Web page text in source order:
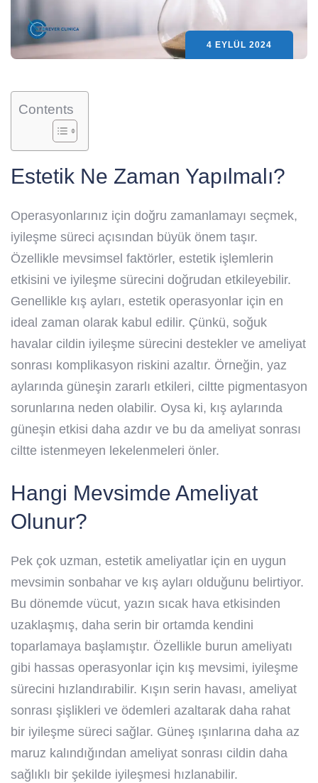
4 EYLÜL 2024
Contents
Estetik Ne Zaman Yapılmalı?
Operasyonlarınız için doğru zamanlamayı seçmek,
iyileşme süreci açısından büyük önem taşır.
Özellikle mevsimsel faktörler, estetik işlemlerin
etkisini ve iyileşme sürecini doğrudan etkileyebilir.
Genellikle kış ayları, estetik operasyonlar için en
ideal zaman olarak kabul edilir. Çünkü, soğuk
havalar cildin iyileşme sürecini destekler ve ameliyat
sonrası komplikasyon riskini azaltır. Örneğin, yaz
aylarında güneşin zararlı etkileri, ciltte pigmentasyon
sorunlarına neden olabilir. Oysa ki, kış aylarında
güneşin etkisi daha azdır ve bu da ameliyat sonrası
ciltte istenmeyen lekelenmeleri önler.
Hangi Mevsimde Ameliyat
Olunur?
Pek çok uzman, estetik ameliyatlar için en uygun
mevsimin sonbahar ve kış ayları olduğunu belirtiyor.
Bu dönemde vücut, yazın sıcak hava etkisinden
uzaklaşmış, daha serin bir ortamda kendini
toparlamaya başlamıştır. Özellikle burun ameliyatı
gibi hassas operasyonlar için kış mevsimi, iyileşme
sürecini hızlandırabilir. Kışın serin havası, ameliyat
sonrası şişlikleri ve ödemleri azaltarak daha rahat
bir iyileşme süreci sağlar. Güneş ışınlarına daha az
maruz kalındığından ameliyat sonrası cildin daha
sağlıklı bir şekilde iyileşmesi hızlanabilir.